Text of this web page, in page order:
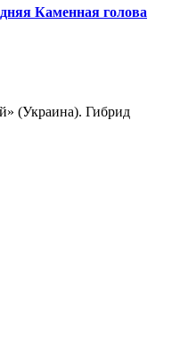
Каменная голова
(Украина). Гибрид